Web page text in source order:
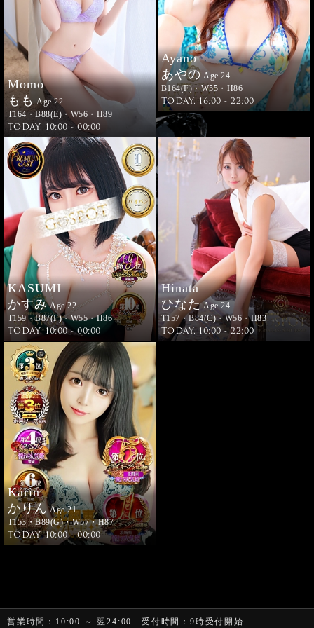
Momo
もも Age.22
T164・B88(E)・W56・H89
TODAY. 10:00 - 00:00
Ayano
あやの Age.24
B164(F)・W55・H86
TODAY. 16:00 - 22:00
KASUMI
かすみAge.22
T159・B87(F)・W55・H86
TODAY. 10:00 - 00:00
Hinata
ひなたAge.24
T157・B84(C)・W56・H83
TODAY. 10:00 - 22:00
Karin
かりんAge.21
T153・B89(G)・W57・H87
TODAY. 10:00 - 00:00
営業時間 ：10:00 ～ 翌24:00受付時間 ：9時受付開始